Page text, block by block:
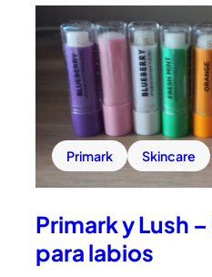
Primark Skincare
Primark y Lush
para labios